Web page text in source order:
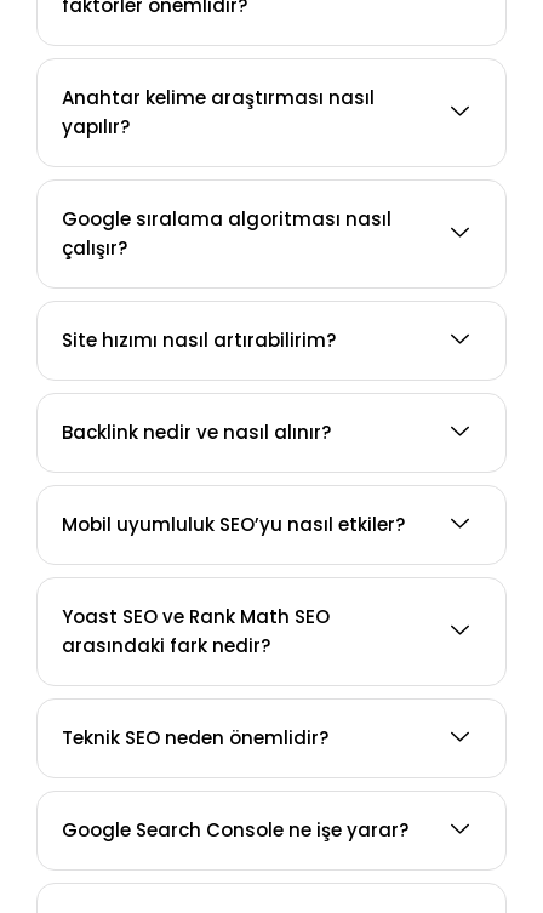
faktörler önemlidir?
Anahtar kelime araştırması nasıl
yapılır?
Google sıralama algoritması nasıl
çalışır?
Site hızımı nasıl artırabilirim?
Backlink nedir ve nasıl alınır?
Mobil uyumluluk SEO’yu nasıl etkiler?
Yoast SEO ve Rank Math SEO
arasındaki fark nedir?
Teknik SEO neden önemlidir?
Google Search Console ne işe yarar?